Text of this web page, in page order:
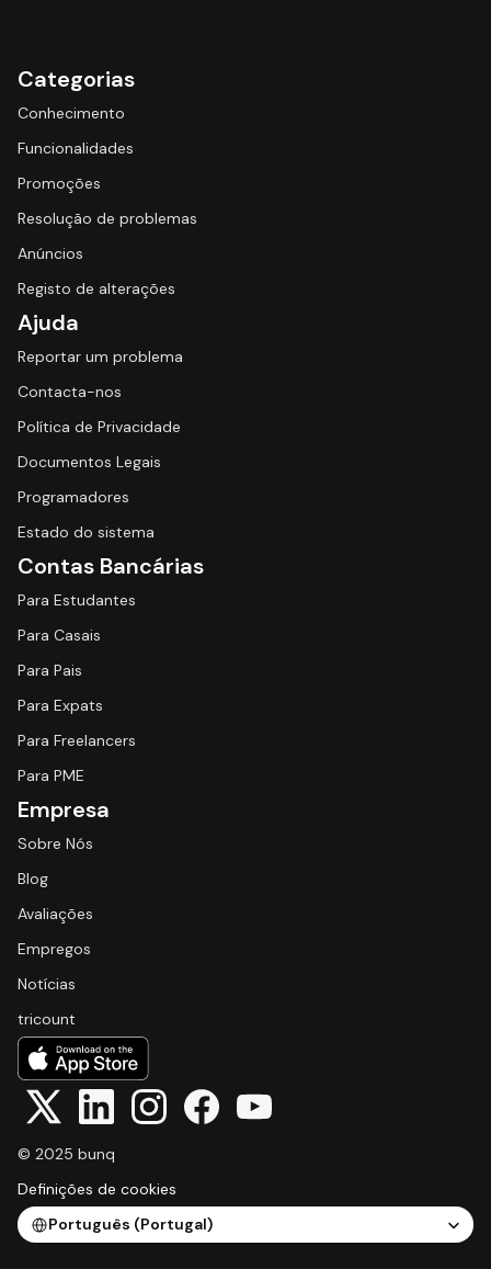
Categorias
Conhecimento
Funcionalidades
Promoções
Resolução de problemas
Anúncios
Registo de alterações
Ajuda
Reportar um problema
Contacta-nos
Política de Privacidade
Documentos Legais
Programadores
Estado do sistema
Contas Bancárias
Para Estudantes
Para Casais
Para Pais
Para Expats
Para Freelancers
Para PME
Empresa
Sobre Nós
Blog
Avaliações
Empregos
Notícias
tricount
© 2025 bunq
Definições de cookies
Select Language
Português (Portugal)